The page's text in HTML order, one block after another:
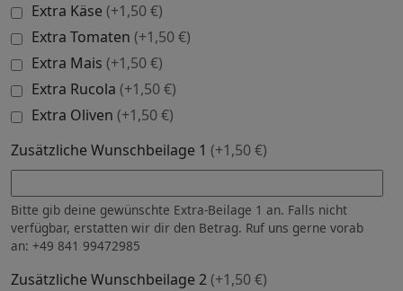
Extra Käse (+1,50 €)
Extra Tomaten (+1,50 €)
Extra Mais (+1,50 €)
Extra Rucola (+1,50 €)
Extra Oliven (+1,50 €)
Zusätzliche Wunschbeilage 1 (+1,50 €)
Bitte gib deine gewünschte Extra-Beilage 1 an. Falls nicht
verfügbar, erstatten wir dir den Betrag. Ruf uns gerne vorab
an: +49 841 99472985
Zusätzliche Wunschbeilage 2(+1,50 €)